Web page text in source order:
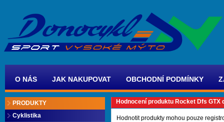
O NÁS JAK NAKUPOVAT OBCHODNÍ PODMÍNKY
PRODUKTY
Cyklistika
Hodnocení produktu Rocket Dfs GTX
Hodnotit produkty mohou pouze